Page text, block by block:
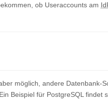
ob Useraccounts am
möglich, andere Datenbank-
Ein Beispiel für PostgreSQL findet